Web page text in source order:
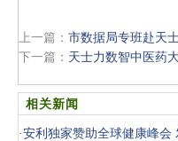
上一篇： 市数据局专班赴天
下一篇： 天士力数智中医药
相关新闻
·安利独家赞助全球健康峰会